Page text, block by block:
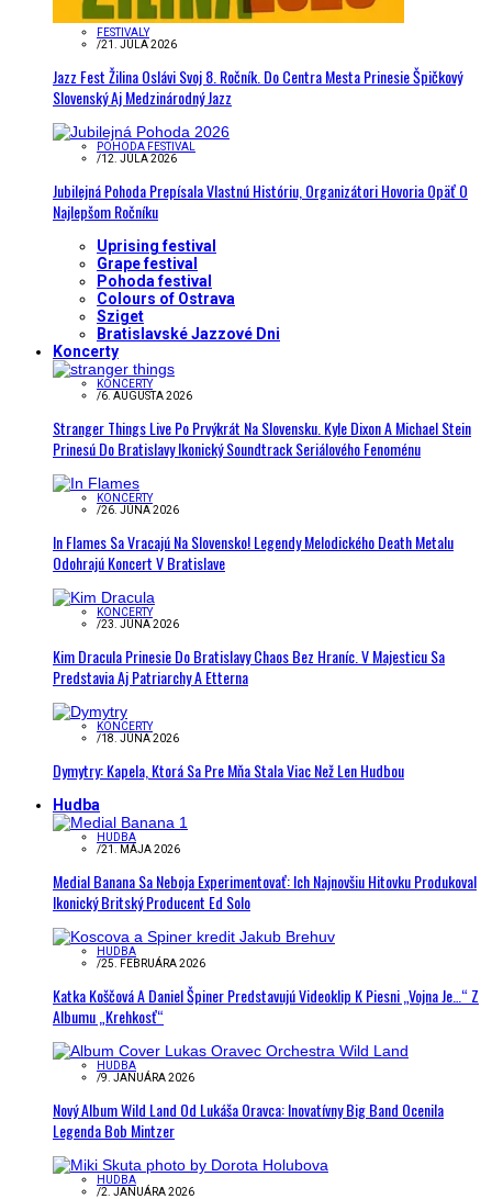
FESTIVALY
/21. JÚLA 2026
Jazz Fest Žilina Oslávi Svoj 8. Ročník. Do Centra Mesta Prinesie Špičkový
Slovenský Aj Medzinárodný Jazz
POHODA FESTIVAL
/12. JÚLA 2026
Jubilejná Pohoda Prepísala Vlastnú Históriu, Organizátori Hovoria Opäť O
Najlepšom Ročníku
Uprising festival
Grape festival
Pohoda festival
Colours of Ostrava
Sziget
Bratislavské Jazzové Dni
Koncerty
KONCERTY
/6. AUGUSTA 2026
Stranger Things Live Po Prvýkrát Na Slovensku. Kyle Dixon A Michael Stein
Prinesú Do Bratislavy Ikonický Soundtrack Seriálového Fenoménu
KONCERTY
/26. JÚNA 2026
In Flames Sa Vracajú Na Slovensko! Legendy Melodického Death Metalu
Odohrajú Koncert V Bratislave
KONCERTY
/23. JÚNA 2026
Kim Dracula Prinesie Do Bratislavy Chaos Bez Hraníc. V Majesticu Sa
Predstavia Aj Patriarchy A Etterna
KONCERTY
/18. JÚNA 2026
Dymytry: Kapela, Ktorá Sa Pre Mňa Stala Viac Než Len Hudbou
Hudba
HUDBA
/21. MÁJA 2026
Medial Banana Sa Neboja Experimentovať: Ich Najnovšiu Hitovku Produkoval
Ikonický Britský Producent Ed Solo
HUDBA
/25. FEBRUÁRA 2026
Katka Koščová A Daniel Špiner Predstavujú Videoklip K Piesni „Vojna Je…“ Z
Albumu „Krehkosť“
HUDBA
/9. JANUÁRA 2026
Nový Album Wild Land Od Lukáša Oravca: Inovatívny Big Band Ocenila
Legenda Bob Mintzer
HUDBA
/2. JANUÁRA 2026